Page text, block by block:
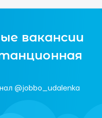
вакансии
@jobbo_udalenka